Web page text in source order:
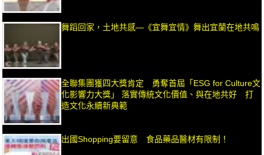
舞蹈回家，土地共感—《宜舞宜情》舞出宜蘭在地共鳴
全聯集團獲四大獎肯定 勇奪首屆「ESG for Culture文
化影響力大獎」 落實傳統文化價值、與在地共好 打
造文化永續新典範
出國Shopping要留意 食品藥品醫材有限制！